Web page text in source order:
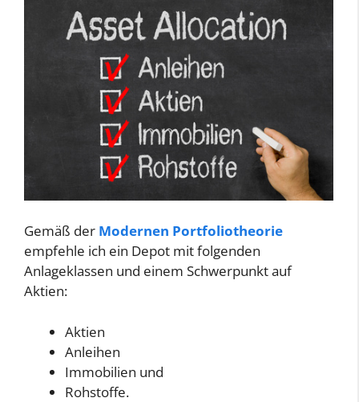
Gemäß der Modernen Portfoliotheorie
empfehle ich ein Depot mit folgenden
Anlageklassen und einem Schwerpunkt auf
Aktien:
Aktien
Anleihen
Immobilien und
Rohstoffe.